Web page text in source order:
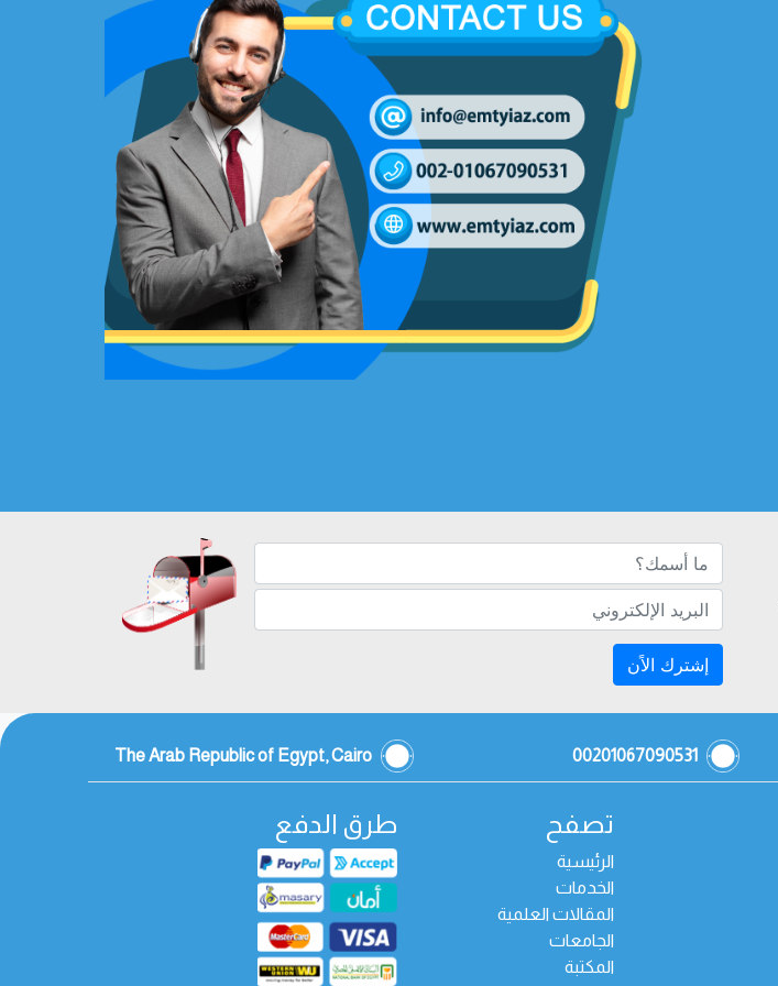
إشترك الاًن
00201067090531
The Arab Republic of Egypt, Cairo
تصفح
الرئيسية
الخدمات
المقالات العلمية
الجامعات
المكتبة
طرق الدفع